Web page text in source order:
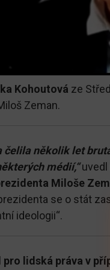
Kohoutová ze
Zeman.
čelila několik let
médií,“uvedl
Miloše
se o stát
ideologii“.
pro lidská práva v